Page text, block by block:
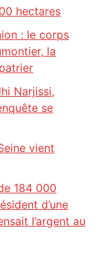
hectares
: le corps
la
Narjissi,
se
vient
184 000
d’une
l’argent au